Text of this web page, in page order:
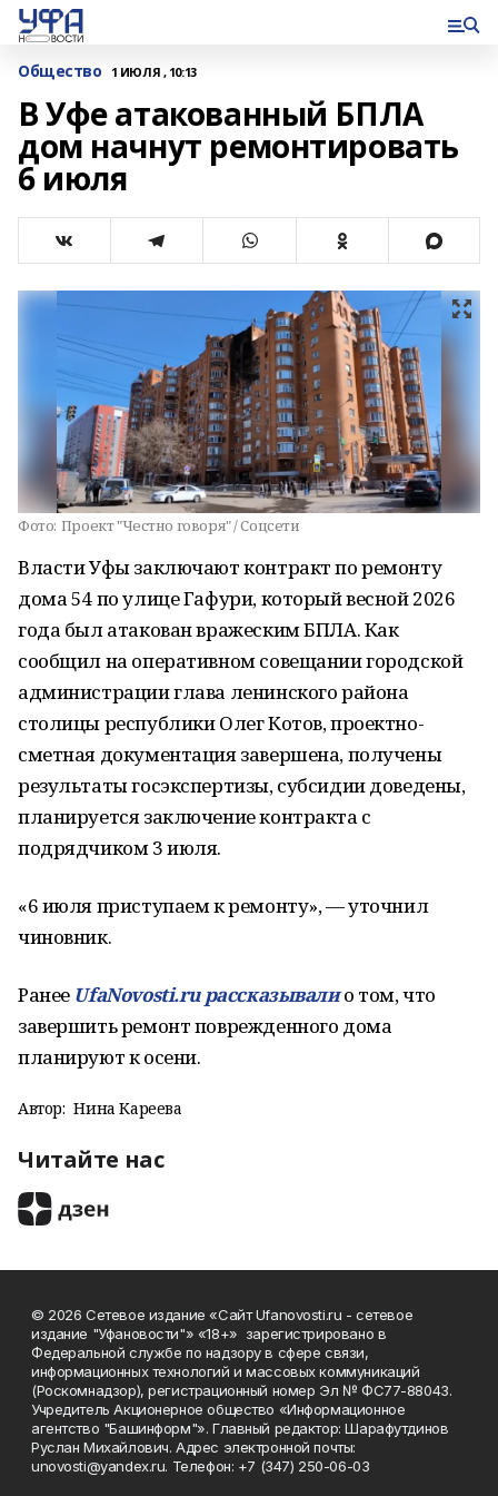
Общество 1 ИЮЛЯ , 10:13
В Уфе атакованный БПЛА
дом начнут ремонтировать
6 июля
Фото: Проект "Честно говоря" / Соцсети
Власти Уфы заключают контракт по ремонту
дома 54 по улице Гафури, который весной 2026
года был атакован вражеским БПЛА. Как
сообщил на оперативном совещании городской
администрации глава ленинского района
столицы республики Олег Котов, проектно-
сметная документация завершена, получены
результаты госэкспертизы, субсидии доведены,
планируется заключение контракта с
подрядчиком 3 июля.
«6 июля приступаем к ремонту», — уточнил
чиновник.
Ранее UfaNovosti.ru рассказывалио том, что
завершить ремонт поврежденного дома
планируют к осени.
Автор: Нина Кареева
Читайте нас
© 2026 Сетевое издание «Сайт Ufanovosti.ru - сетевое
издание "Уфановости"» «18+» зарегистрировано в
Федеральной службе по надзору в сфере связи,
информационных технологий и массовых коммуникаций
(Роскомнадзор), регистрационный номер Эл № ФС77-88043.
Учредитель Акционерное общество «Информационное
агентство "Башинформ"». Главный редактор: Шарафутдинов
Руслан Михайлович. Адрес электронной почты:
unovosti@yandex.ru. Телефон: +7 (347) 250-06-03